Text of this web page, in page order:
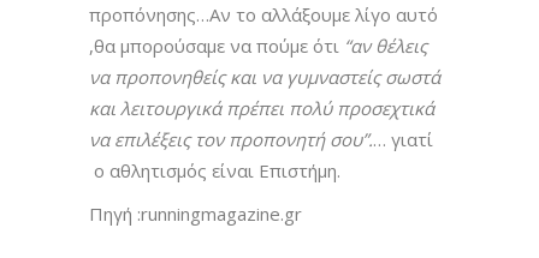
προπόνησης…Αν το αλλάξουμε λίγο αυτό
,θα μπορούσαμε να πούμε ότι “αν θέλεις
να προπονηθείς και να γυμναστείς σωστά
και λειτουργικά πρέπει πολύ προσεχτικά
να επιλέξεις τον προπονητή σου”.… γιατί
ο αθλητισμός είναι Επιστήμη.
Πηγή :runningmagazine.gr